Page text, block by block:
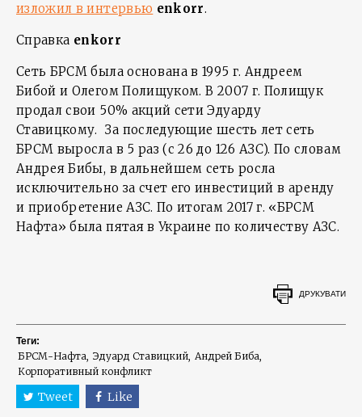
изложил в интервью enkorr.
Справка enkorr
Сеть БРСМ была основана в 1995 г. Андреем
Бибой и Олегом Полищуком. В 2007 г. Полищук
продал свои 50% акций сети Эдуарду
Ставицкому. За последующие шесть лет сеть
БРСМ выросла в 5 раз (с 26 до 126 АЗС). По словам
Андрея Бибы, в дальнейшем сеть росла
исключительно за счет его инвестиций в аренду
и приобретение АЗС. По итогам 2017 г. «БРСМ
Нафта» была пятая в Украине по количеству АЗС.
ДРУКУВАТИ
Теги:
БРСМ-Нафта Эдуард Ставицкий Андрей Биба
Корпоративный конфликт
Tweet Like